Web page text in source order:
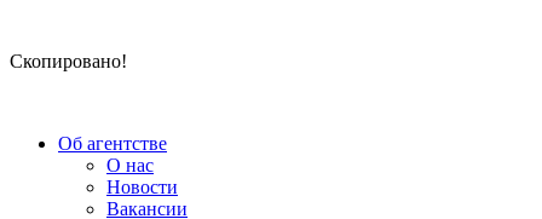
Скопировано!
Об агентстве
О нас
Новости
Вакансии